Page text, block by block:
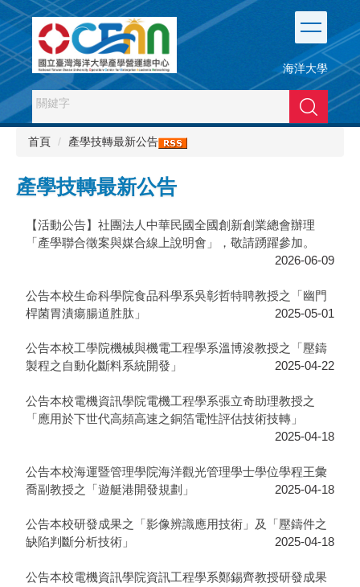
跳
到
主
要
內
容
區
海洋大學
搜尋
首頁 產學技轉最新公告
產學技轉最新公告
【活動公告】社團法人中華民國全國創新創業總會辦理
「產學聯合徵案與媒合線上說明會」，敬請踴躍參加。
2026-06-09
​公告本校生命科學院食品科學系吳彰哲特聘教授之「幽門
桿菌胃潰瘍腸道胜肽」
2025-05-01
公告本校工學院機械與機電工程學系溫博浚教授之「壓鑄
製程之自動化斷料系統開發」
2025-04-22
公告本校電機資訊學院電機工程學系張立奇助理教授之
「應用於下世代高頻高速之銅箔電性評估技術技轉」
2025-04-18
公告本校海運暨管理學院海洋觀光管理學士學位學程王彙
喬副教授之「遊艇港開發規劃」
2025-04-18
​公告本校研發成果之「影像辨識應用技術」及「壓鑄件之
缺陷判斷分析技術」
2025-04-18
公告本校電機資訊學院資訊工程學系鄭錫齊教授研發成果